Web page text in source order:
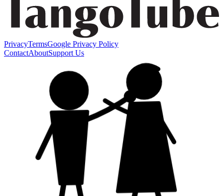
PrivacyTermsGoogle Privacy Policy
ContactAboutSupport Us